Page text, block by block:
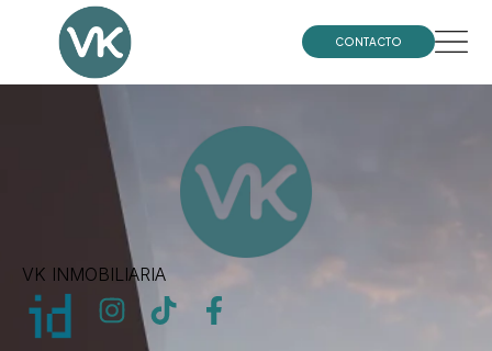
CONTACTO
Alberto
VK INMOBILIARIA